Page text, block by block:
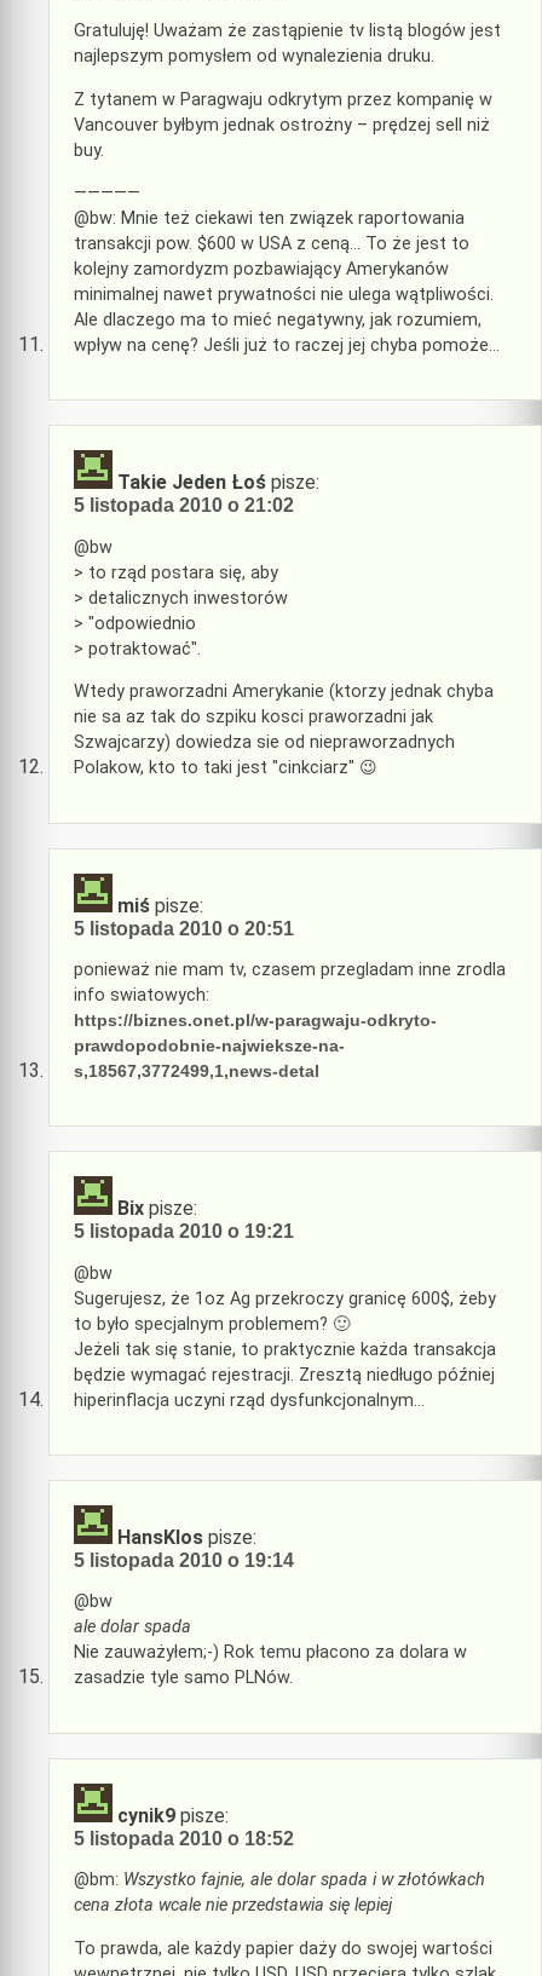
Gratuluję! Uważam że zastąpienie tv listą blogów jest
najlepszym pomysłem od wynalezienia druku.
Z tytanem w Paragwaju odkrytym przez kompanię w
Vancouver byłbym jednak ostrożny – prędzej sell niż
buy.
—————
@bw: Mnie też ciekawi ten związek raportowania
transakcji pow. $600 w USA z ceną… To że jest to
kolejny zamordyzm pozbawiający Amerykanów
minimalnej nawet prywatności nie ulega wątpliwości.
Ale dlaczego ma to mieć negatywny, jak rozumiem,
wpływ na cenę? Jeśli już to raczej jej chyba pomoże…
Takie Jeden Łoś pisze:
5 listopada 2010 o 21:02
@bw
> to rząd postara się, aby
> detalicznych inwestorów
> "odpowiednio
> potraktować".
Wtedy praworzadni Amerykanie (ktorzy jednak chyba
nie sa az tak do szpiku kosci praworzadni jak
Szwajcarzy) dowiedza sie od niepraworzadnych
Polakow, kto to taki jest "cinkciarz" 😉
miś pisze:
5 listopada 2010 o 20:51
ponieważ nie mam tv, czasem przegladam inne zrodla
info swiatowych:
https://biznes.onet.pl/w-paragwaju-odkryto-
prawdopodobnie-najwieksze-na-
s,18567,3772499,1,news-detal
Bix pisze:
5 listopada 2010 o 19:21
@bw
Sugerujesz, że 1oz Ag przekroczy granicę 600$, żeby
to było specjalnym problemem? 🙂
Jeżeli tak się stanie, to praktycznie każda transakcja
będzie wymagać rejestracji. Zresztą niedługo później
hiperinflacja uczyni rząd dysfunkcjonalnym…
HansKlos pisze:
5 listopada 2010 o 19:14
@bw
ale dolar spada
Nie zauważyłem;-) Rok temu płacono za dolara w
zasadzie tyle samo PLNów.
cynik9 pisze:
5 listopada 2010 o 18:52
@bm: Wszystko fajnie, ale dolar spada i w złotówkach
cena złota wcale nie przedstawia się lepiej
To prawda, ale każdy papier daży do swojej wartości